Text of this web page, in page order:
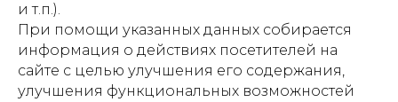
и т.п.).
При помощи указанных данных собирается
информация о действиях посетителей на
сайте с целью улучшения его содержания,
улучшения функциональных возможностей